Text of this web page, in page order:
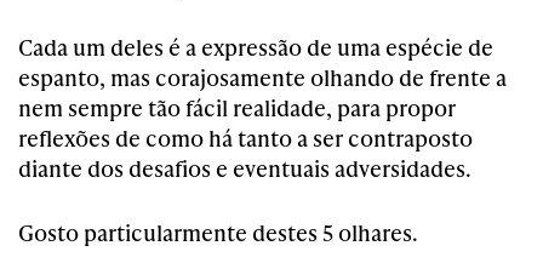
Cada um deles é a expressão de uma espécie de
espanto, mas corajosamente olhando de frente a
nem sempre tão fácil realidade, para propor
reflexões de como há tanto a ser contraposto
diante dos desafios e eventuais adversidades.
Gosto particularmente destes 5 olhares.